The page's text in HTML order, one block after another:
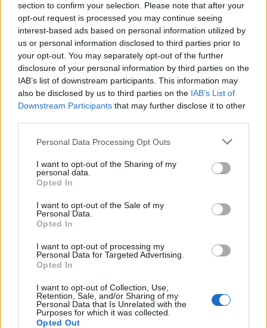
section to confirm your selection. Please note that after your
opt-out request is processed you may continue seeing
interest-based ads based on personal information utilized by
us or personal information disclosed to third parties prior to
your opt-out. You may separately opt-out of the further
disclosure of your personal information by third parties on the
IAB’s list of downstream participants. This information may
also be disclosed by us to third parties on the IAB’s List of
Downstream Participants that may further disclose it to other
Personal Data Processing Opt Outs
I want to opt-out of the Sharing of my
personal data.
Opted In
I want to opt-out of the Sale of my
Personal Data.
Opted In
I want to opt-out of processing my
Personal Data for Targeted Advertising.
Opted In
I want to opt-out of Collection, Use,
Retention, Sale, and/or Sharing of my
Personal Data that Is Unrelated with the
Purposes for which it was collected.
Opted Out
háziasszony. Mellette beépített füstölő
van. Minden évben hízót vágott a
család. Ennek húsát, szalonnáját itt
füstölték meg, majd felvitték a padlásra.
A konyhából nyílt a kamra. Ide az
összegyűjtött használati eszközök,
szerszámok, cserépedények, textilek
vannak elhelyezve bemutatás céljából.
Hétfő: ZÁRVA
Kedd: 14.00-19.00
Szerda – Vasárnap: 10.00-12.00 ,
14.00-19.00
Kiskörei Tájház elérhetőségek:
M: +36 36 358 023
C: 3384 Kisköre, Béke út 5.